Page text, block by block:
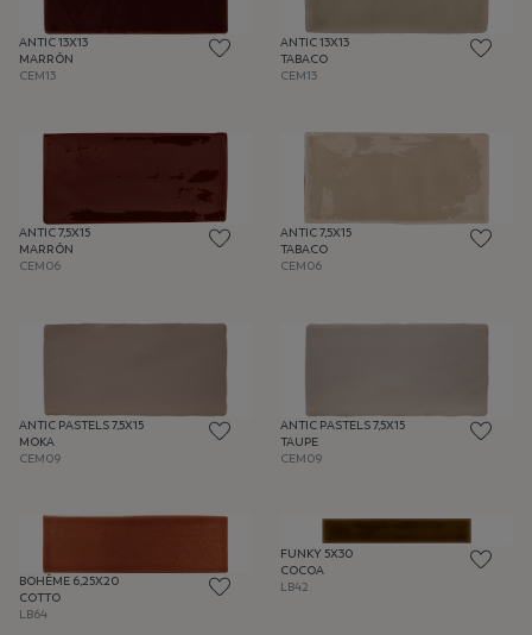
ANTIC 13X13
MARRÓN
CEM13
ANTIC 13X13
TABACO
CEM13
ANTIC 7,5X15
MARRÓN
CEM06
ANTIC 7,5X15
TABACO
CEM06
ANTIC PASTELS 7,5X15
MOKA
CEM09
ANTIC PASTELS 7,5X15
TAUPE
CEM09
BOHÊME 6,25X20
COTTO
LB64
FUNKY 5X30
COCOA
LB42